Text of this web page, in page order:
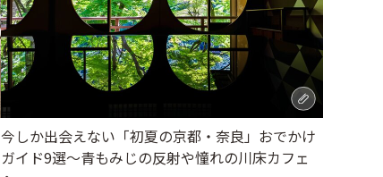
今しか出会えない「初夏の京都・奈良」おでかけ
ガイド9選～青もみじの反射や憧れの川床カフェ